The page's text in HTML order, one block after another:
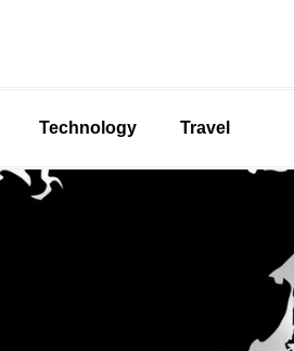
Technology Travel